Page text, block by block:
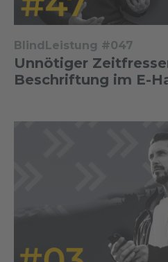
BlindLeistung #047
Unnötiger
Beschriftung im E-